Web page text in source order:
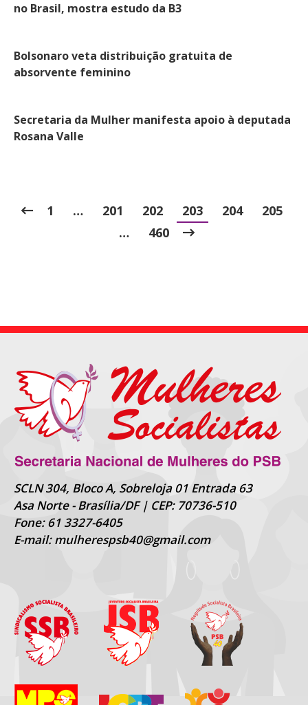
no Brasil, mostra estudo da B3
Bolsonaro veta distribuição gratuita de
absorvente feminino
Secretaria da Mulher manifesta apoio à deputada
Rosana Valle
1 … 201 202 203 204
205
…
460
SCLN 304, Bloco A, Sobreloja 01 Entrada 63
Asa Norte - Brasília/DF | CEP: 70736-510
Fone: 61 3327-6405
E-mail: mulherespsb40@gmail.com